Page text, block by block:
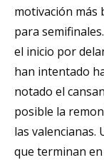
motivación más
para
el inicio por
han intentado
notado el
posible la
las
que terminan